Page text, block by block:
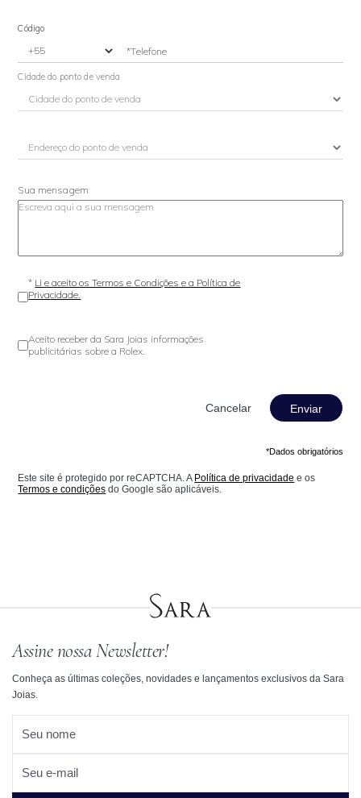
Código
*Telefone
Cidade do ponto de venda
Sua mensagem
* Li e aceito os Termos e Condições e a Política de
Privacidade.
Aceito receber da Sara Joias informações
publicitárias sobre a Rolex.
Enviar
*Dados obrigatórios
Este site é protegido por reCAPTCHA. A Política de privacidade e os
Termos e condições do Google são aplicáveis.
Assine nossa Newsletter!
Conheça as últimas coleções, novidades e lançamentos exclusivos da Sara
Joias.
Seu nome
Seu e-mail